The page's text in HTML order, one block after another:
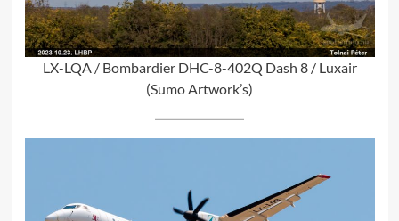
LX-LQA / Bombardier DHC-8-402Q Dash 8 / Luxair
(Sumo Artwork’s)